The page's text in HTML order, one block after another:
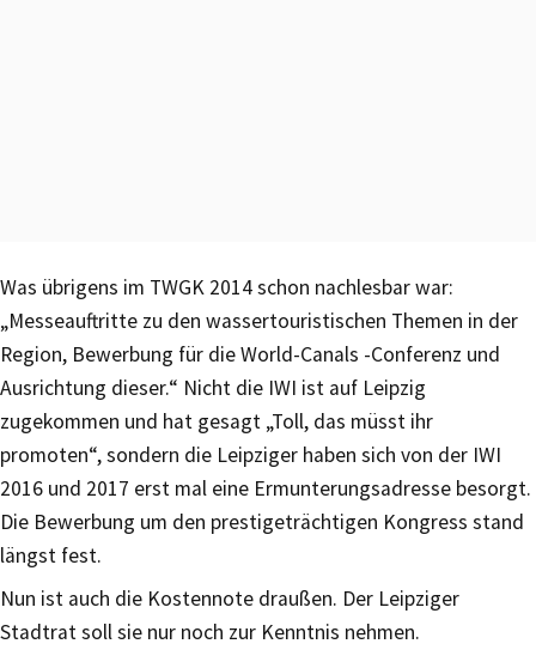
Was übrigens im TWGK 2014 schon nachlesbar war:
„Messeauftritte zu den wassertouristischen Themen in der
Region, Bewerbung für die World-Canals -Conferenz und
Ausrichtung dieser.“ Nicht die IWI ist auf Leipzig
zugekommen und hat gesagt „Toll, das müsst ihr
promoten“, sondern die Leipziger haben sich von der IWI
2016 und 2017 erst mal eine Ermunterungsadresse besorgt.
Die Bewerbung um den prestigeträchtigen Kongress stand
längst fest.
Nun ist auch die Kostennote draußen. Der Leipziger
Stadtrat soll sie nur noch zur Kenntnis nehmen.